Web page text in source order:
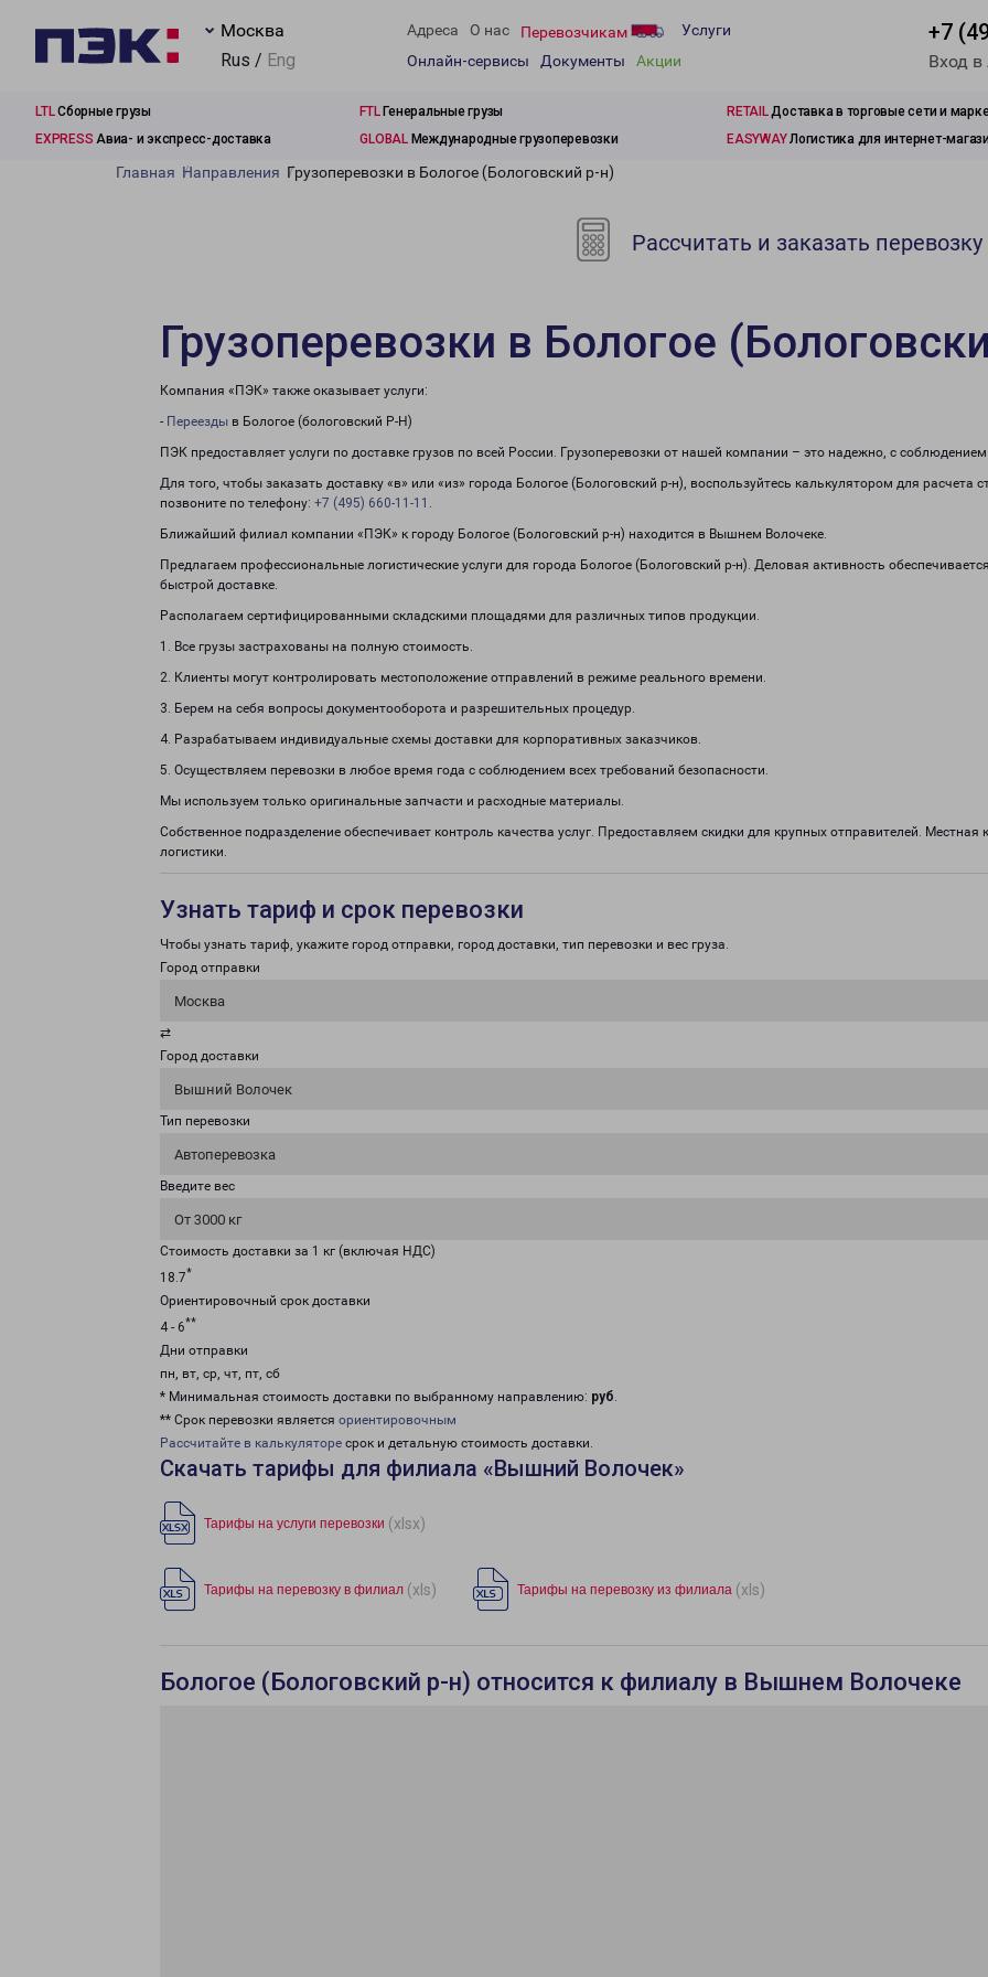
Москва
Rus / Eng
Адреса О нас Перевозчикам
Услуги
Онлайн-сервисы
Документы Акции
+7
Вход
LTLСборные грузы FTLГенеральные грузы RETAILДоставка в торговые сети и
EXPRESS Авиа- и экспресс-доставка GLOBALМеждународные грузоперевозки EASYWAYЛогистика для интернет-
Главная Направления Грузоперевозки в Бологое (Бологовский р-н)
Рассчитать и заказать перевозку
Грузоперевозки в Бологое
Компания «ПЭК» также оказывает услуги:
- Переезды в Бологое (бологовский Р-Н)
ПЭК предоставляет услуги по доставке грузов по всей России. Грузоперевозки от нашей компании – это надежно, с
Для того, чтобы заказать доставку «в» или «из» города Бологое (Бологовский р-н), воспользуйтесь калькулятором для
позвоните по телефону: +7 (495) 660-11-11 .
Ближайший филиал компании «ПЭК» к городу Бологое (Бологовский р-н) находится в Вышнем Волочеке.
Предлагаем профессиональные логистические услуги для города Бологое (Бологовский р-н). Деловая активность
быстрой доставке.
Располагаем сертифицированными складскими площадями для различных типов продукции.
1. Все грузы застрахованы на полную стоимость.
2. Клиенты могут контролировать местоположение отправлений в режиме реального времени.
3. Берем на себя вопросы документооборота и разрешительных процедур.
4. Разрабатываем индивидуальные схемы доставки для корпоративных заказчиков.
5. Осуществляем перевозки в любое время года с соблюдением всех требований безопасности.
Мы используем только оригинальные запчасти и расходные материалы.
Собственное подразделение обеспечивает контроль качества услуг. Предоставляем скидки для крупных отправителей.
логистики.
Узнать тариф и срок перевозки
Чтобы узнать тариф, укажите город отправки, город доставки, тип перевозки и вес груза.
Город отправки
Москва
⇄
Город доставки
Вышний Волочек
Тип перевозки
Автоперевозка
Введите вес
От 3000 кг
Стоимость доставки за 1 кг (включая НДС)
18.7*
Ориентировочный срок доставки
4 - 6**
Дни отправки
пн, вт, ср, чт, пт, сб
* Минимальная стоимость доставки по выбранному направлению: руб.
** Срок перевозки является ориентировочным
Рассчитайте в калькуляторе срок и детальную стоимость доставки.
Скачать тарифы для филиала «Вышний Волочек»
Тарифы на услуги перевозки (xlsx)
Тарифы на перевозку в филиал (xls) Тарифы на перевозку из филиала (xls)
Бологое (Бологовский р-н) относится к филиалу в Вышнем Волочеке